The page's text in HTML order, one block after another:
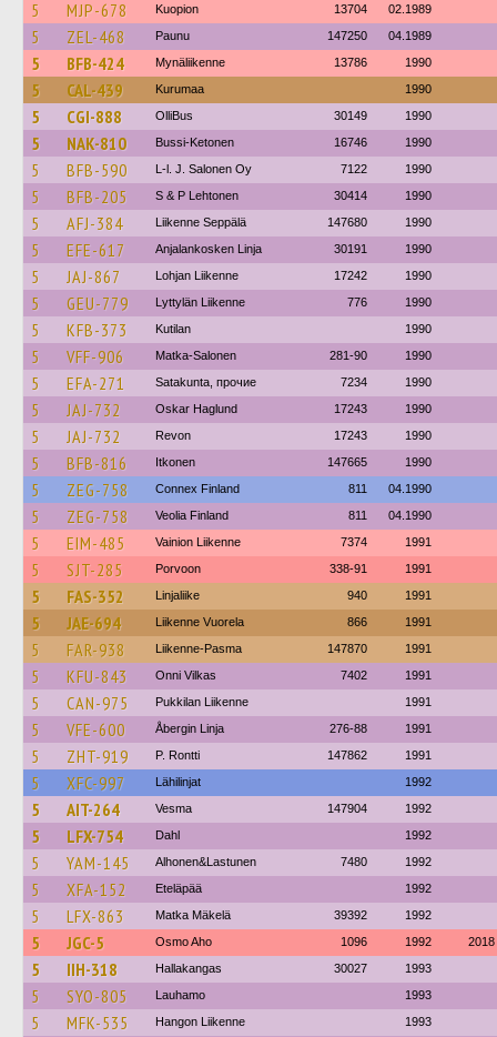
5 MJP-678 Kuopion 13704 02.1989
5 ZEL-468 Paunu 147250 04.1989
5 BFB-424 Mynäliikenne 13786 1990
5 CAL-439 Kurumaa 1990
5 CGI-888 OlliBus 30149 1990
5 NAK-810 Bussi-Ketonen 16746 1990
5 BFB-590 L-l. J. Salonen Oy 7122 1990
5 BFB-205 S & P Lehtonen 30414 1990
5 AFJ-384 Liikenne Seppälä 147680 1990
5 EFE-617 Anjalankosken Linja 30191 1990
5 JAJ-867 Lohjan Liikenne 17242 1990
5 GEU-779 Lyttylän Liikenne 776 1990
5 KFB-373 Kutilan 1990
5 VFF-906 Matka-Salonen 281-90 1990
5 EFA-271 Satakunta, прочие 7234 1990
5 JAJ-732 Oskar Haglund 17243 1990
5 JAJ-732 Revon 17243 1990
5 BFB-816 Itkonen 147665 1990
5 ZEG-758 Connex Finland 811 04.1990
5 ZEG-758 Veolia Finland 811 04.1990
5 EIM-485 Vainion Liikenne 7374 1991
5 SJT-285 Porvoon 338-91 1991
5 FAS-352 Linjaliike 940 1991
5 JAE-694 Liikenne Vuorela 866 1991
5 FAR-938 Liikenne-Pasma 147870 1991
5 KFU-843 Onni Vilkas 7402 1991
5 CAN-975 Pukkilan Liikenne 1991
5 VFE-600 Åbergin Linja 276-88 1991
5 ZHT-919 P. Rontti 147862 1991
5 XFC-997 Lähilinjat 1992
5 AIT-264 Vesma 147904 1992
5 LFX-754 Dahl 1992
5 YAM-145 Alhonen&Lastunen 7480 1992
5 XFA-152 Eteläpää 1992
5 LFX-863 Matka Mäkelä 39392 1992
5 JGC-5 Osmo Aho 1096 1992 2018
5 IIH-318 Hallakangas 30027 1993
5 SYO-805 Lauhamo 1993
5 MFK-535 Hangon Liikenne 1993